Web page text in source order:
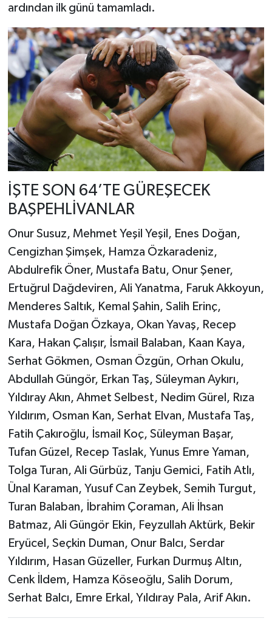
ardından ilk günü tamamladı.
İŞTE SON 64’TE GÜREŞECEK
BAŞPEHLİVANLAR
Onur Susuz, Mehmet Yeşil Yeşil, Enes Doğan,
Cengizhan Şimşek, Hamza Özkaradeniz,
Abdulrefik Öner, Mustafa Batu, Onur Şener,
Ertuğrul Dağdeviren, Ali Yanatma, Faruk Akkoyun,
Menderes Saltık, Kemal Şahin, Salih Erinç,
Mustafa Doğan Özkaya, Okan Yavaş, Recep
Kara, Hakan Çalışır, İsmail Balaban, Kaan Kaya,
Serhat Gökmen, Osman Özgün, Orhan Okulu,
Abdullah Güngör, Erkan Taş, Süleyman Aykırı,
Yıldıray Akın, Ahmet Selbest, Nedim Gürel, Rıza
Yıldırım, Osman Kan, Serhat Elvan, Mustafa Taş,
Fatih Çakıroğlu, İsmail Koç, Süleyman Başar,
Tufan Güzel, Recep Taslak, Yunus Emre Yaman,
Tolga Turan, Ali Gürbüz, Tanju Gemici, Fatih Atlı,
Ünal Karaman, Yusuf Can Zeybek, Semih Turgut,
Turan Balaban, İbrahim Çoraman, Ali İhsan
Batmaz, Ali Güngör Ekin, Feyzullah Aktürk, Bekir
Eryücel, Seçkin Duman, Onur Balcı, Serdar
Yıldırım, Hasan Güzeller, Furkan Durmuş Altın,
Cenk İldem, Hamza Köseoğlu, Salih Dorum,
Serhat Balcı, Emre Erkal, Yıldıray Pala, Arif Akın.